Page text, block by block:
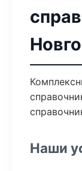
Наши